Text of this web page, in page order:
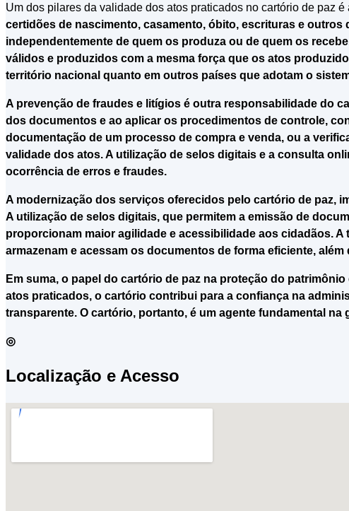
Um dos pilares da validade dos atos praticados no cartório de paz é
certidões de nascimento, casamento, óbito, escrituras e
independentemente de quem os produza ou de quem os
válidos e produzidos com a mesma força que os atos
território nacional quanto em outros países que adotam o
A prevenção de fraudes e litígios é outra responsabilidade do
dos documentos e ao aplicar os procedimentos de controle,
documentação de um processo de compra e venda, ou a
validade dos atos. A utilização de selos digitais e a consulta
ocorrência de erros e fraudes.
A modernização dos serviços oferecidos pelo cartório de paz,
A utilização de selos digitais, que permitem a emissão de
proporcionam maior agilidade e acessibilidade aos cidadãos.
armazenam e acessam os documentos de forma eficiente,
Em suma, o papel do cartório de paz na proteção do
atos praticados, o cartório contribui para a confiança na
transparente. O cartório, portanto, é um agente fundamental
◎
Localização e Acesso